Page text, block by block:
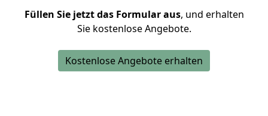
Füllen Sie jetzt das Formular aus, und erhalten
Sie kostenlose Angebote.
Kostenlose Angebote erhalten